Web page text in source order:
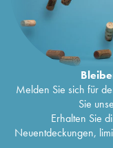
Melden Sie sich für
Sie
Erhalten Sie
Neuentdeckungen,